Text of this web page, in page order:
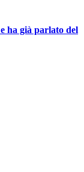
ha già parlato del